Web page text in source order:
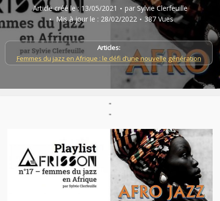
Article créé le : 13/05/2021 par Sylvie Clerfeuille
Mis à jour le : 28/02/2022
387 Vues
Articles:
Femmes du jazz en Afrique : le défi d’une nouvelle génération
"
"